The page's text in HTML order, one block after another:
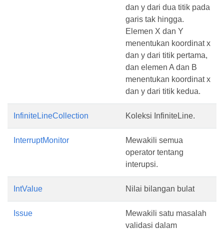
dan y dari dua titik pada
garis tak hingga.
Elemen X dan Y
menentukan koordinat x
dan y dari titik pertama,
dan elemen A dan B
menentukan koordinat x
dan y dari titik kedua.
InfiniteLineCollection Koleksi InfiniteLine.
InterruptMonitor
Mewakili semua
operator tentang
interupsi.
IntValue Nilai bilangan bulat
Issue
Mewakili satu masalah
validasi dalam